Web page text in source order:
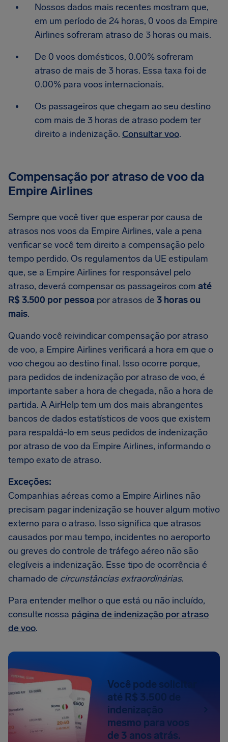
Nossos dados mais recentes mostram que,
em um período de 24 horas, 0 voos da Empire
Airlines sofreram atraso de 3 horas ou mais.
De 0 voos domésticos, 0.00% sofreram
atraso de mais de 3 horas. Essa taxa foi de
0.00% para voos internacionais.
Os passageiros que chegam ao seu destino
com mais de 3 horas de atraso podem ter
direito a indenização. Consultar voo.
Compensação por atraso de voo da
Empire Airlines
Sempre que você tiver que esperar por causa de
atrasos nos voos da Empire Airlines, vale a pena
verificar se você tem direito a compensação pelo
tempo perdido. Os regulamentos da UE estipulam
que, se a Empire Airlines for responsável pelo
atraso, deverá compensar os passageiros com até
R$ 3.500 por pessoa por atrasos de 3 horas ou
mais.
Quando você reivindicar compensação por atraso
de voo, a Empire Airlines verificará a hora em que o
voo chegou ao destino final. Isso ocorre porque,
para pedidos de indenização por atraso de voo, é
importante saber a hora de chegada, não a hora de
partida. A AirHelp tem um dos mais abrangentes
bancos de dados estatísticos de voos que existem
para respaldá-lo em seus pedidos de indenização
por atraso de voo da Empire Airlines, informando o
tempo exato de atraso.
Exceções:
Companhias aéreas como a Empire Airlines não
precisam pagar indenização se houver algum motivo
externo para o atraso. Isso significa que atrasos
causados por mau tempo, incidentes no aeroporto
ou greves do controle de tráfego aéreo não são
elegíveis a indenização. Esse tipo de ocorrência é
chamado de circunstâncias extraordinárias.
Para entender melhor o que está ou não incluído,
consulte nossa página de indenização por atraso
de voo.
Você pode solicitar
até R$ 3.500 de
indenização
mesmo para voos
de 3 anos atrás.